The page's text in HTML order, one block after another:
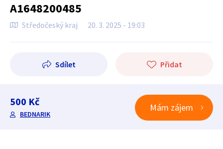
A1648200485
Středočeský kraj 20. 3. 2025 - 19:03
Sdílet Přidat
500 Kč
BEDNARIK
Mám zájem